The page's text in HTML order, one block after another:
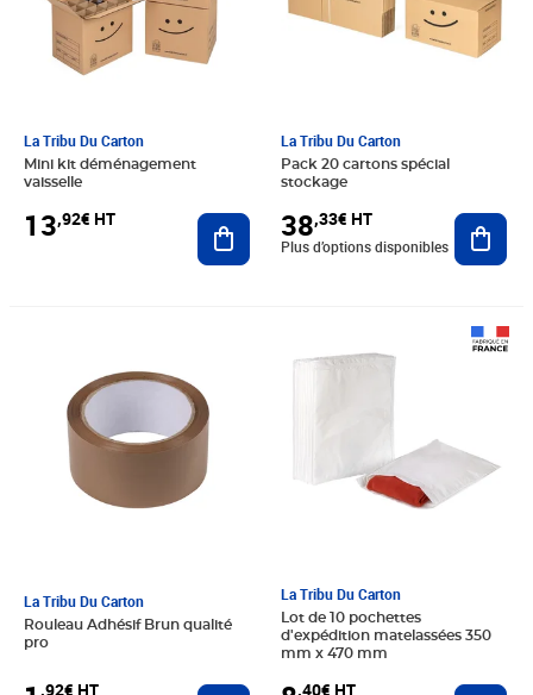
La Tribu Du Carton
Mini kit déménagement
vaisselle
13,92€ HT Ajouter au panier
La Tribu Du Carton
Pack 20 cartons spécial
stockage
38,33€ HT
Plus d’options disponibles
La Tribu Du Carton
Rouleau Adhésif Brun qualité
pro
,92€ HT Ajouter au panier
La Tribu Du Carton
Lot de 10 pochettes
d'expédition matelassées 350
mm x 470 mm
,40€ HT